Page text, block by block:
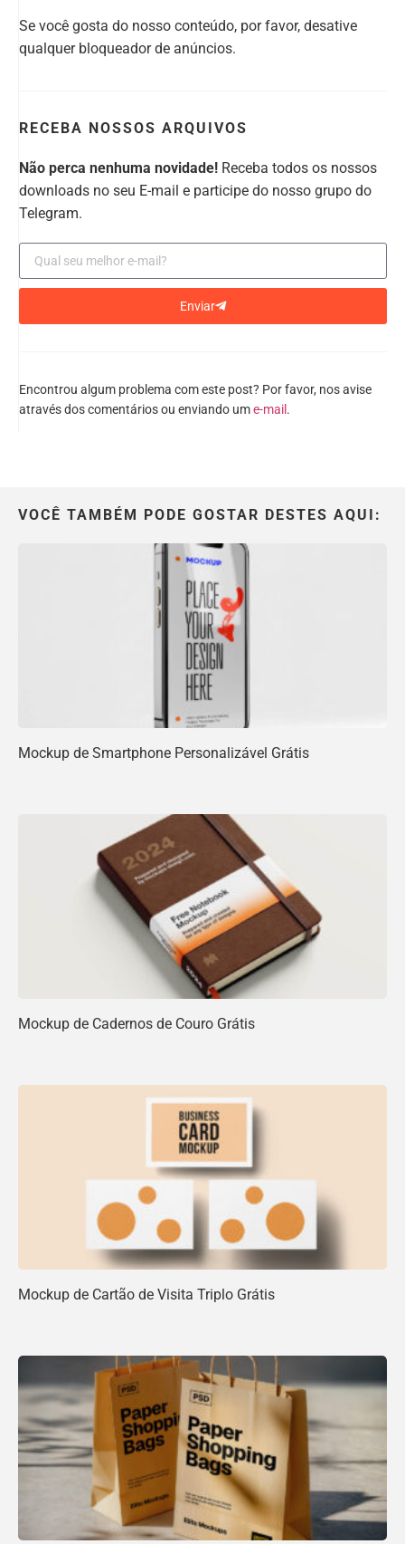
Se você gosta do nosso conteúdo, por favor, desative
qualquer bloqueador de anúncios.
RECEBA NOSSOS ARQUIVOS
Não perca nenhuma novidade! Receba todos os nossos
downloads no seu E-mail e participe do nosso grupo do
Telegram.
Enviar
Encontrou algum problema com este post? Por favor, nos avise
através dos comentários ou enviando ume-mail .
VOCÊ TAMBÉM PODE GOSTAR DESTES AQUI:
Mockup de Smartphone Personalizável Grátis
Mockup de Cadernos de Couro Grátis
Mockup de Cartão de Visita Triplo Grátis